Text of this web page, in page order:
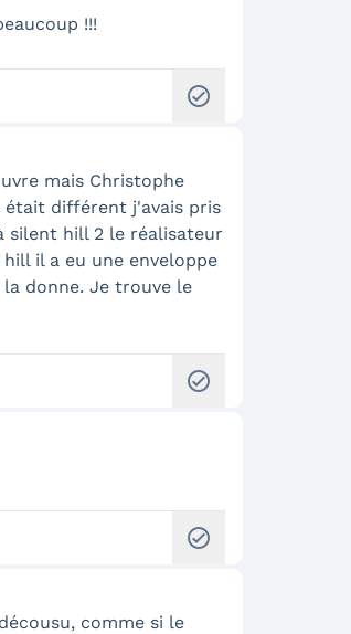
!!!
check_circle
mais Christophe
était différent j'avais pris
silent hill 2 le réalisateur
il a eu une enveloppe
donne. Je trouve le
check_circle
check_circle
comme si le